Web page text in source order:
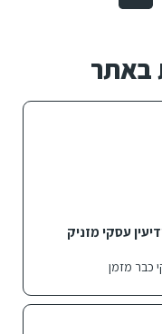
באתר
עסקי מזניק
כבר מזמן